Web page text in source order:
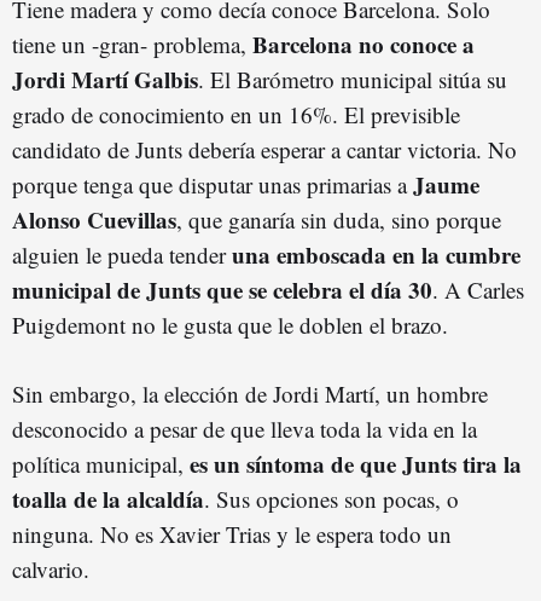
Tiene madera y como decía conoce Barcelona. Solo
tiene un -gran- problema, Barcelona no conoce a
Jordi Martí Galbis. El Barómetro municipal sitúa su
grado de conocimiento en un 16%. El previsible
candidato de Junts debería esperar a cantar victoria. No
porque tenga que disputar unas primarias aJaume
Alonso Cuevillas, que ganaría sin duda, sino porque
alguien le pueda tenderuna emboscada en la cumbre
municipal de Junts que se celebra el día 30. A Carles
Puigdemont no le gusta que le doblen el brazo.
Sin embargo, la elección de Jordi Martí, un hombre
desconocido a pesar de que lleva toda la vida en la
política municipal, es un síntoma de que Junts tira la
toalla de la alcaldía. Sus opciones son pocas, o
ninguna. No es Xavier Trias y le espera todo un
calvario.